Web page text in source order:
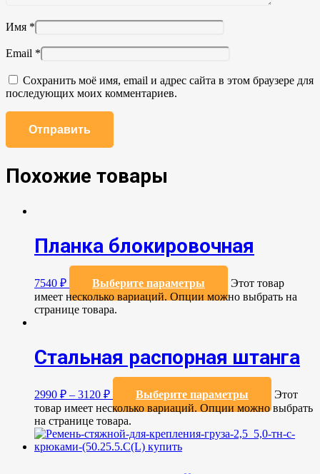
Имя *
Email *
Сохранить моё имя, email и адрес сайта в этом браузере для
последующих моих комментариев.
Похожие товары
Планка блокировочная
7540 ₽ Выберите параметры
Этот товар
имеет несколько вариаций. Опции можно выбрать на
странице товара.
Стальная распорная штанга
2990 ₽ – 3120 ₽ Выберите параметры
Этот
товар имеет несколько вариаций. Опции можно выбрать
на странице товара.